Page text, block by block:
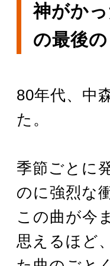
神がか
の最後
80年代、中
た。
季節ごとに
のに強烈な
この曲が今
思えるほど